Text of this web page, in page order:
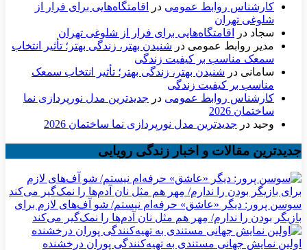
کارشناس روابط عمومی در
اقامتگاه‌هایی برای فرار از
شلوغی تهران
سجاد در
اقامتگاه‌هایی برای فرار از شلوغی تهران
مدیر روابط عمومی در شنیدن بهتر، زندگی بهتر؛ تأثیر انتخاب
سمعک مناسب بر کیفیت زندگی
سامانی در شنیدن بهتر، زندگی بهتر؛ تأثیر انتخاب سمعک
مناسب بر کیفیت زندگی
کارشناس روابط عمومی در جدیدترین مدل نورپردازی نما
ساختمان 2026
وحید در جدیدترین مدل نورپردازی نما ساختمان 2026
جدیدترین مقالات و اخبار زندگی رویایی
سوسن پرور: دیگر «عاشق» حرفه‌ام نیستم/ شو آف‌های لازم برای
بازیگر بودن را ندارم/ مِهر هم مثل نان آدم‌ها را نمک‌گیر می‌کند
اولین نمایش جهانی مستندی به تهیه‌کنندگی پوران درخشنده